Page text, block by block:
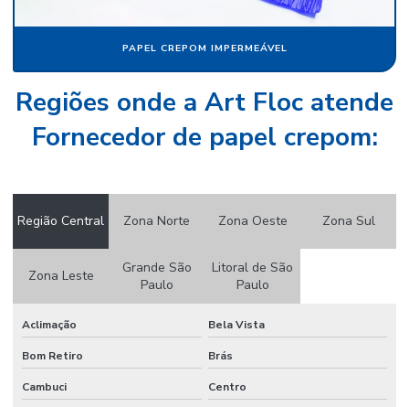
Papel camurça
Papel camurça atacado
Papel camurça colorido
Papel camurça valor
Papel crepom
Papel crepom atacado
PAPEL CREPOM IMPERMEÁVEL
Regiões onde a Art Floc atende
Fornecedor de papel crepom:
Região Central Zona Norte Zona Oeste Zona Sul
Zona Leste
Grande São
Paulo
Litoral de São
Paulo
Aclimação Bela Vista
Bom Retiro Brás
Cambuci Centro